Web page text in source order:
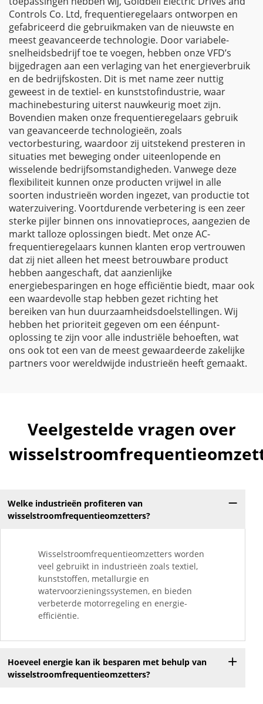
Controls Co. Ltd, frequentieregelaars ontworpen en
gefabriceerd die gebruikmaken van de nieuwste en
meest geavanceerde technologie. Door variabele-
snelheidsbedrijf toe te voegen, hebben onze VFD’s
bijgedragen aan een verlaging van het energieverbruik
en de bedrijfskosten. Dit is met name zeer nuttig
geweest in de textiel- en kunststofindustrie, waar
machinebesturing uiterst nauwkeurig moet zijn.
Bovendien maken onze frequentieregelaars gebruik
van geavanceerde technologieën, zoals
vectorbesturing, waardoor zij uitstekend presteren in
situaties met beweging onder uiteenlopende en
wisselende bedrijfsomstandigheden. Vanwege deze
flexibiliteit kunnen onze producten vrijwel in alle
soorten industrieën worden ingezet, van productie tot
waterzuivering. Voortdurende verbetering is een zeer
sterke pijler binnen ons innovatieproces, aangezien de
markt talloze oplossingen biedt. Met onze AC-
frequentieregelaars kunnen klanten erop vertrouwen
dat zij niet alleen het meest betrouwbare product
hebben aangeschaft, dat aanzienlijke
energiebesparingen en hoge efficiëntie biedt, maar ook
een waardevolle stap hebben gezet richting het
bereiken van hun duurzaamheidsdoelstellingen. Wij
hebben het prioriteit gegeven om een éénpunt-
oplossing te zijn voor alle industriële behoeften, wat
ons ook tot een van de meest gewaardeerde zakelijke
partners voor wereldwijde industrieën heeft gemaakt.
Veelgestelde vragen over
Welke industrieën profiteren van
wisselstroomfrequentieomzetters?
Wisselstroomfrequentieomzetters worden
veel gebruikt in industrieën zoals textiel,
kunststoffen, metallurgie en
watervoorzieningssystemen, en bieden
verbeterde motorregeling en energie-
efficiëntie.
Hoeveel energie kan ik besparen met behulp van
wisselstroomfrequentieomzetters?